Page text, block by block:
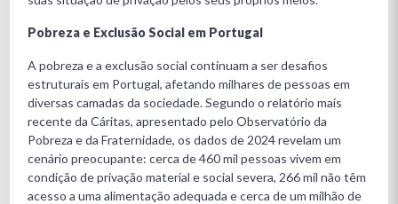
Pobreza e Exclusão Social em Portugal
A pobreza e a exclusão social continuam a ser desafios
estruturais em Portugal, afetando milhares de pessoas em
diversas camadas da sociedade. Segundo o relatório mais
recente da Cáritas, apresentado pelo Observatório da
Pobreza e da Fraternidade, os dados de 2024 revelam um
cenário preocupante: cerca de 460 mil pessoas vivem em
condição de privação material e social severa, 266 mil não têm
acesso a uma alimentação adequada e cerca de um milhão de